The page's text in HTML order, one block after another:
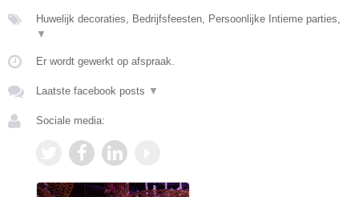
Huwelijk decoraties, Bedrijfsfeesten, Persoonlijke Intieme parties,
▼
Er wordt gewerkt op afspraak.
Laatste facebook posts ▼
Sociale media: